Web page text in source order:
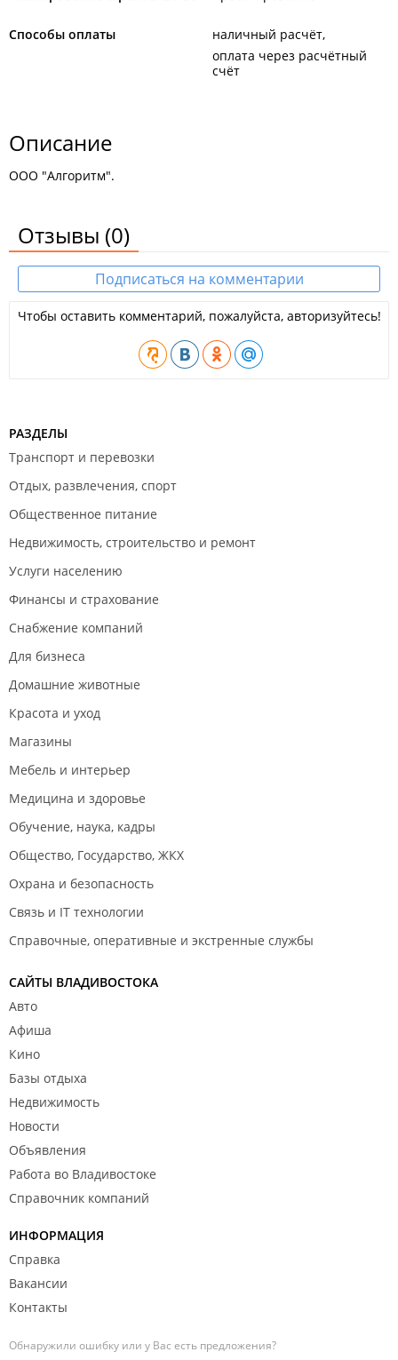
Способы оплаты
наличный расчёт
оплата через расчётный
счёт
Описание
ООО "Алгоритм".
Отзывы (0)
Подписаться на комментарии
Чтобы оставить комментарий, пожалуйста, авторизуйтесь!
РАЗДЕЛЫ
Транспорт и перевозки
Отдых, развлечения, спорт
Общественное питание
Недвижимость, строительство и ремонт
Услуги населению
Финансы и страхование
Снабжение компаний
Для бизнеса
Домашние животные
Красота и уход
Магазины
Мебель и интерьер
Медицина и здоровье
Обучение, наука, кадры
Общество, Государство, ЖКХ
Охрана и безопасность
Связь и IT технологии
Справочные, оперативные и экстренные службы
САЙТЫ ВЛАДИВОСТОКА
Авто
Афиша
Кино
Базы отдыха
Недвижимость
Новости
Объявления
Работа во Владивостоке
Справочник компаний
ИНФОРМАЦИЯ
Справка
Вакансии
Контакты
Обнаружили ошибку или у Вас есть предложения?